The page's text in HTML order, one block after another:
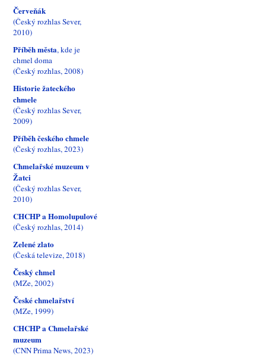
Červeňák
(Český rozhlas Sever,
2010)
Příběh města, kde je
chmel doma
(Český rozhlas, 2008)
Historie žateckého
chmele
(Český rozhlas Sever,
2009)
Příběh českého chmele
(Český rozhlas, 2023)
Chmelařské muzeum v
Žatci
(Český rozhlas Sever,
2010)
CHCHP a Homolupulové
(Český rozhlas, 2014)
Zelené zlato
(Česká televize, 2018)
Český chmel
(MZe, 2002)
České chmelařství
(MZe, 1999)
CHCHP a Chmelařské
muzeum
(CNN Prima News, 2023)